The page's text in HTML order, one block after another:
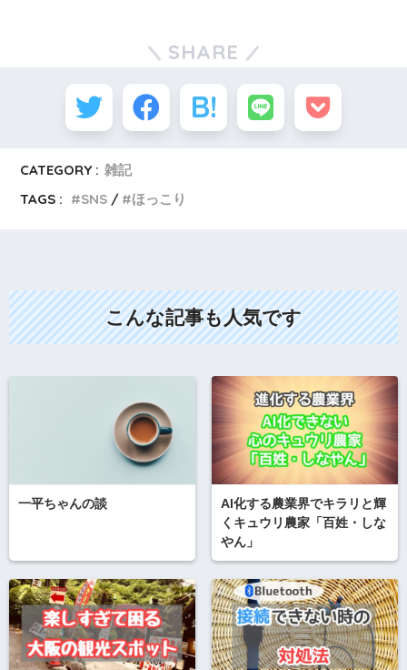
SHARE
CATEGORY : 雑記
TAGS :
SNS ほっこり
こんな記事も人気です
一平ちゃんの談
AI化する農業界でキラリと輝
くキュウリ農家「百姓・しな
やん」